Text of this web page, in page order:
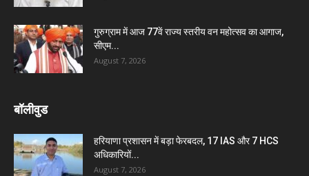
गुरुग्राम में आज 77वें राज्य स्तरीय वन महोत्सव का आगाज,
सीएम...
August 7, 2026
बॉलीवुड
हरियाणा प्रशासन में बड़ा फेरबदल, 17 IAS और 7 HCS
अधिकारियों...
August 7, 2026